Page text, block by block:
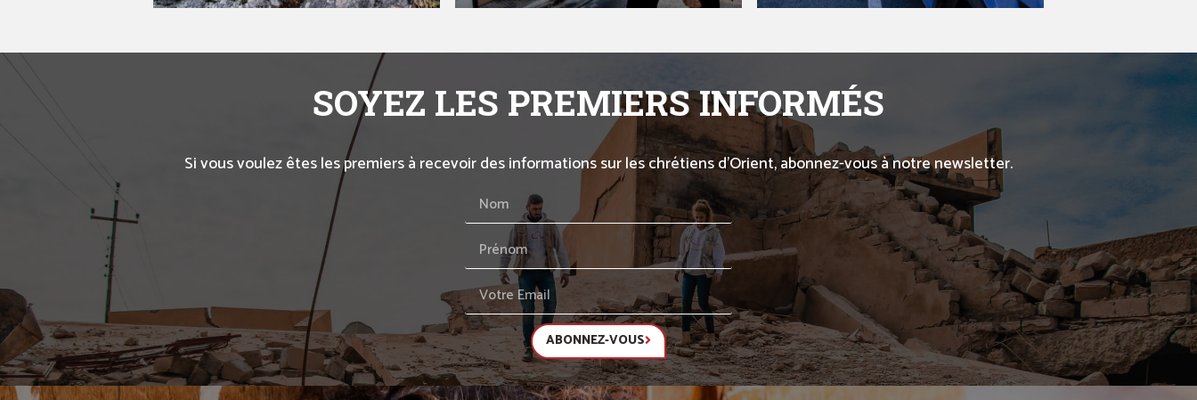
SOYEZ LES PREMIERS INFORMÉS
Si vous voulez êtes les premiers à recevoir des informations sur les chrétiens d’Orient, abonnez-vous à notre newsletter.
ABONNEZ-VOUS